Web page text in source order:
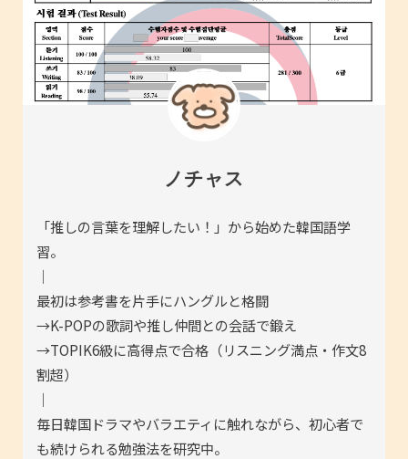
ノチャス
「推しの言葉を理解したい！」から始めた韓国語学
習。
｜
最初は参考書を片手にハングルと格闘
→K-POPの歌詞や推し仲間との会話で鍛え
→TOPIK6級に高得点で合格（リスニング満点・作文8
割超）
｜
毎日韓国ドラマやバラエティに触れながら、初心者で
も続けられる勉強法を研究中。